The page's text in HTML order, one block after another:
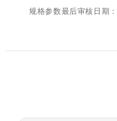
规格参数最后审核日期：